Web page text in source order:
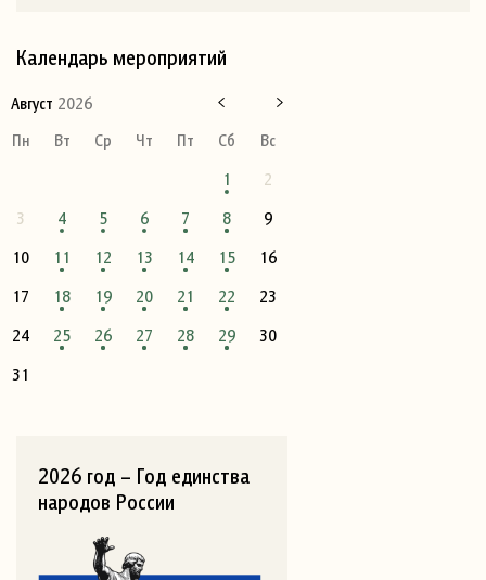
Календарь мероприятий
Август 2026
Пн
Вт Ср Чт Пт Сб
Вс
1
2
3
4 5 6 7 8
9
10
11 12 13 14 15
16
17
18 19 20 21 22
23
24
25 26 27 28 29
30
31
2026 год – Год единства
народов России